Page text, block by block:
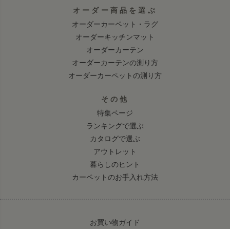
オーダー商品を選ぶ
オーダーカーペット・ラグ
オーダーキッチンマット
オーダーカーテン
オーダーカーテンの測り方
オーダーカーペットの測り方
その他
特集ページ
ランキングで選ぶ
カタログで選ぶ
アウトレット
暮らしのヒント
カーペットのお手入れ方法
お買い物ガイド